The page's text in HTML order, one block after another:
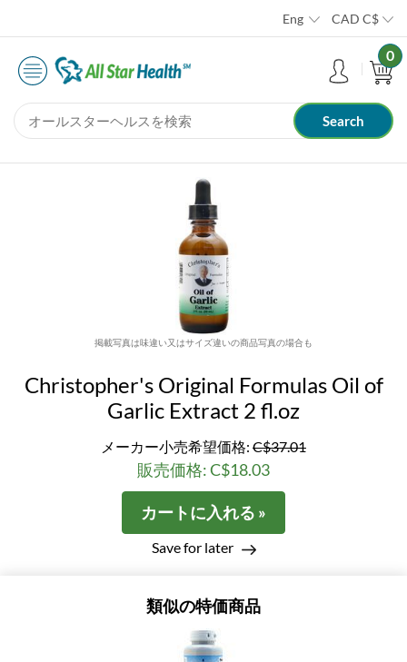
Eng CAD C$
0
掲載写真は味違い又はサイズ違いの商品写真の場合も
Christopher's Original Formulas Oil of
Garlic Extract 2 fl.oz
メーカー小売希望価格: C$37.01
販売価格: C$18.03
カートに入れる »
Save for later
類似の特価商品